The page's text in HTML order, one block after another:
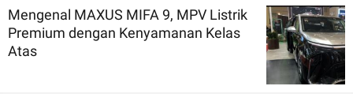
Mengenal MAXUS MIFA 9, MPV Listrik
Premium dengan Kenyamanan Kelas
Atas